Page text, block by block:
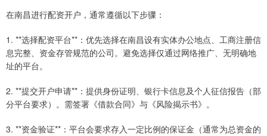
在南昌进行配资开户，通常遵循以下步骤：
1. **选择配资平台**：优先选择在南昌设有实体办公地点、工商注册信
息完整、资金存管规范的公司。避免选择仅通过网络推广、无明确地
址的平台。
2. **提交开户申请**：提供身份证明、银行卡信息及个人征信报告（部
分平台要求）。需签署《借款合同》与《风险揭示书》。
3. **资金验证**：平台会要求存入一定比例的保证金（通常为总资金的